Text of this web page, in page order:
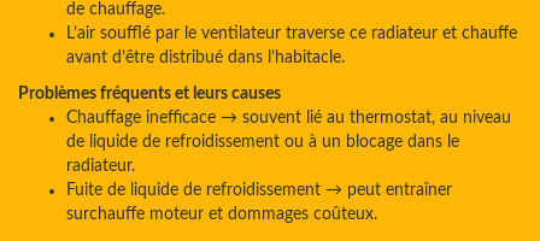
de chauffage.
L’air soufflé par le ventilateur traverse ce radiateur et chauffe
avant d’être distribué dans l’habitacle.
Problèmes fréquents et leurs causes
Chauffage inefficace → souvent lié au thermostat, au niveau
de liquide de refroidissement ou à un blocage dans le
radiateur.
Fuite de liquide de refroidissement → peut entraîner
surchauffe moteur et dommages coûteux.